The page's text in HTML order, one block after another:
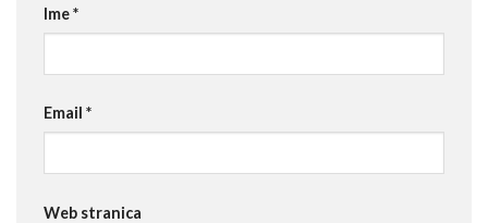
Ime*
Email *
Web stranica